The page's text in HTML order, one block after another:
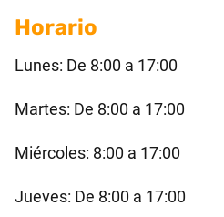
Horario
Lunes: De 8:00 a 17:00
Martes: De 8:00 a 17:00
Miércoles: 8:00 a 17:00
Jueves: De 8:00 a 17:00